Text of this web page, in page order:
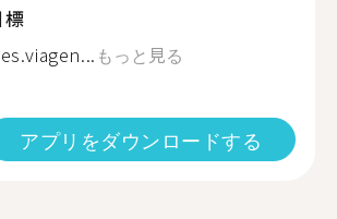
もっと見る
アプリをダウンロードする